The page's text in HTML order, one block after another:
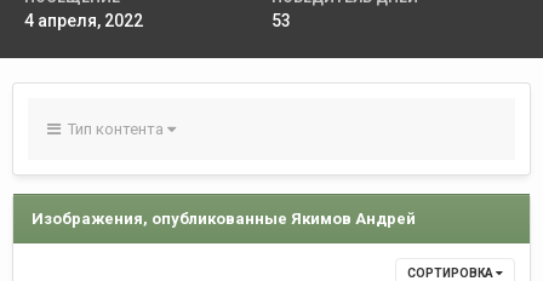
4 апреля, 2022 53
Тип контента
Изображения, опубликованные Якимов Андрей
СОРТИРОВКА